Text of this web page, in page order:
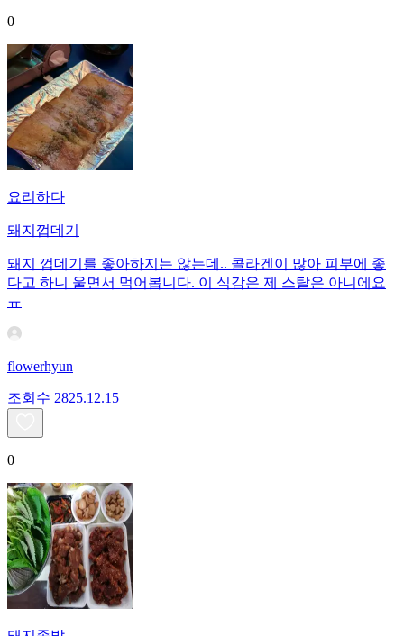
0
요리하다
돼지껍데기
돼지 껍데기를 좋아하지는 않는데.. 콜라겐이 많아 피부에 좋
다고 하니 울면서 먹어봅니다. 이 식감은 제 스탈은 아니에요
ㅠ
flowerhyun
조회수 2825.12.15
0